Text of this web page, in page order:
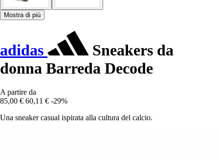
Mostra di più
adidas
Sneakers da
donna Barreda Decode
A partire da
85,00 € 60,11 € -29%
Una sneaker casual ispirata alla cultura del calcio.